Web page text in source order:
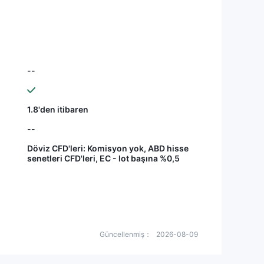
--
1.8'den itibaren
--
Döviz CFD'leri: Komisyon yok, ABD hisse
senetleri CFD'leri, EC - lot başına %0,5
Güncellenmiş： 2026-08-09